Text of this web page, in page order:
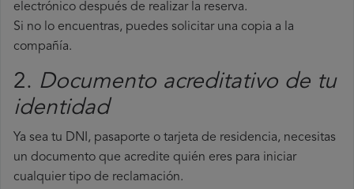
electrónico después de realizar la reserva.
Si no lo encuentras, puedes solicitar una copia a la
compañía.
2. Documento acreditativo de tu
identidad
Ya sea tu DNI, pasaporte o tarjeta de residencia, necesitas
un documento que acredite quién eres para iniciar
cualquier tipo de reclamación.